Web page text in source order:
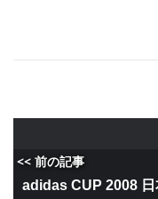
<< 前の記事
adidas CUP 2008